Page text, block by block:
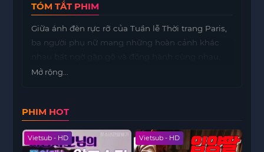
TÓM TẮT PHIM
Giữa ánh đèn rực rỡ của Tuần lễ Thời trang Paris,
ba người phụ nữ mang những hoàn cảnh khác
Khi đối diện với biến cố, khát vọng và những bí
Mở rộng...
PHIM HOT
Vietsub - HD Vietsub - HD